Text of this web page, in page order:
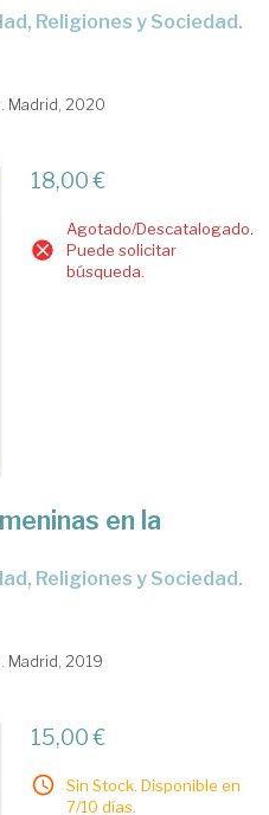
Madrid, 2020
18,00 €
Agotado/Descatalogado.
Puede solicitar
búsqueda.
en la
Madrid, 2019
15,00 €
Sin Stock. Disponible en
7/10 días.